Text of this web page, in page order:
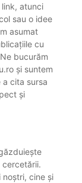
atunci
sau o idee
asumat
cu
bucurăm
și suntem
cita sursa
și
cercetării.
cine și